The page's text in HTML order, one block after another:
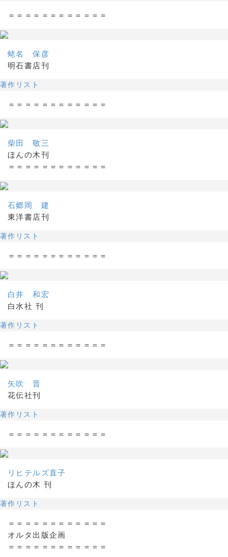
＝＝＝＝＝＝＝＝＝＝＝＝
蛯名 保彦
明石書店刊
著作リスト
＝＝＝＝＝＝＝＝＝＝＝＝
柴田 敬三
ほんの木刊
＝＝＝＝＝＝＝＝＝＝＝＝
石郷岡 建
東洋書店刊
著作リスト
＝＝＝＝＝＝＝＝＝＝＝＝
白井 和宏
白水社 刊
著作リスト
＝＝＝＝＝＝＝＝＝＝＝＝
矢吹 晋
花伝社刊
著作リスト
＝＝＝＝＝＝＝＝＝＝＝＝
リヒテルズ直子
ほんの木 刊
著作リスト
＝＝＝＝＝＝＝＝＝＝＝＝
オルタ出版企画
＝＝＝＝＝＝＝＝＝＝＝＝